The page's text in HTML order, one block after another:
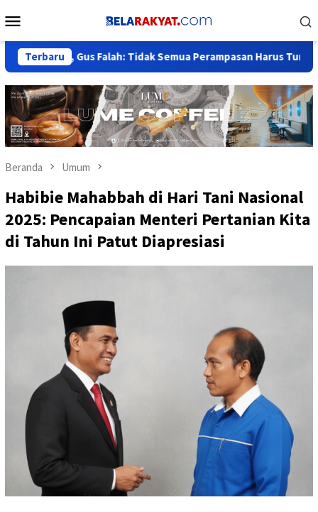
ke
Mobile
Terbaru
Gus Falah: Tidak Semua Perampasan Harus Tunggu Putusan
Beranda Umum
Habibie Mahabbah di Hari Tani Nasional
2025: Pencapaian Menteri Pertanian Kita
di Tahun Ini Patut Diapresiasi